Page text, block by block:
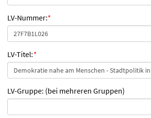
LV-Nummer:*
LV-Titel:*
LV-Gruppe: (bei mehreren Gruppen)